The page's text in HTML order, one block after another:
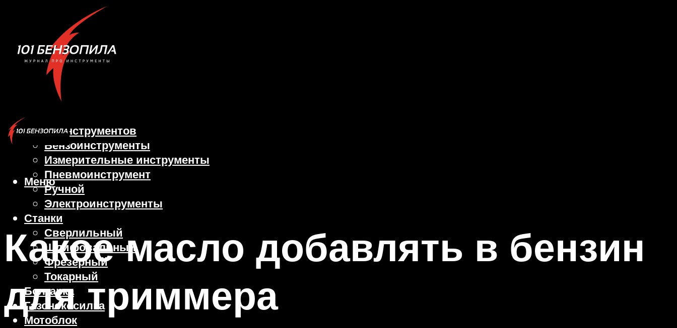
Виды инструментов
Бензоинструменты
Измерительные инструменты
Пневмоинструмент
Ручной
Электроинструменты
Станки
Сверлильный
Шлифовальный
Фрезерный
Токарный
Болгарка
Газонокосилка
Мотоблок
Меню
Какое масло добавлять в бензин
для триммера